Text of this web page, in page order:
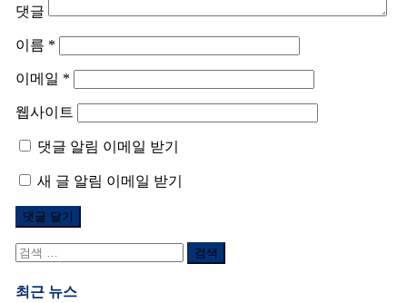
댓글
이름 *
이메일 *
웹사이트
댓글 알림 이메일 받기
새 글 알림 이메일 받기
검
어:
최근 뉴스